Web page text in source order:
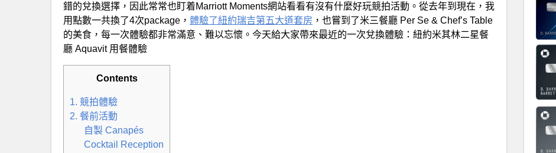
錯的兌換選擇，因此常常也盯着Marriott Moments網站看看有沒有什麼好玩競拍活動。從去年到現在，我
用點數一共換了4次package， 體驗了紐約瑞吉第五大道套房 ，也嘗到了米三餐廳 Per Se & Chef’s Table
的美食，每一次體驗都非常滿意、難以忘懷。今天給大家帶來最近的一次兌換體驗：紐約米其林二星餐
廳 Aquavit 用餐體驗
Contents
1. 競拍體驗
2. 餐前活動
自製 Canapés
Cocktail Reception